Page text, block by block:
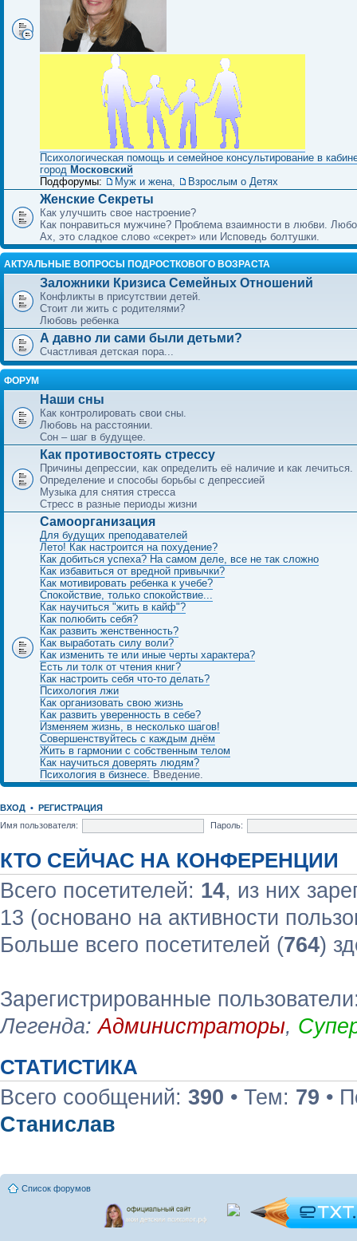
Психологическая помощь и семейное консультирование в
город Московский
Подфорумы:
Муж и жена, Взрослым о Детях
Женские Секреты
Как улучшить свое настроение?
Как понравиться мужчине? Проблема взаимности в любви.
Ах, это сладкое слово «секрет» или Исповедь болтушки.
АКТУАЛЬНЫЕ ВОПРОСЫ ПОДРОСТКОВОГО ВОЗРАСТА
Заложники Кризиса Семейных Отношений
Конфликты в присутствии детей.
Стоит ли жить с родителями?
Любовь ребенка
А давно ли сами были детьми?
Счастливая детская пора...
ФОРУМ
Наши сны
Как контролировать свои сны.
Любовь на расстоянии.
Сон – шаг в будущее.
Как противостоять стрессу
Причины депрессии, как определить её наличие и как лечиться.
Определение и способы борьбы с депрессией
Музыка для снятия стресса
Стресс в разные периоды жизни
Самоорганизация
Для будущих преподавателей
Лето! Как настроится на похудение?
Как добиться успеха? На самом деле, все не так сложно
Как избавиться от вредной привычки?
Как мотивировать ребенка к учебе?
Спокойствие, только спокойствие...
Как научиться "жить в кайф"?
Как полюбить себя?
Как развить женственность?
Как выработать силу воли?
Как изменить те или иные черты характера?
Есть ли толк от чтения книг?
Как настроить себя что-то делать?
Психология лжи
Как организовать свою жизнь
Как развить уверенность в себе?
Изменяем жизнь, в несколько шагов!
Совершенствуйтесь с каждым днём
Жить в гармонии с собственным телом
Как научиться доверять людям?
Психология в бизнесе. Введение.
ВХОД • РЕГИСТРАЦИЯ
Имя пользователя:
Пароль:
КТО СЕЙЧАС НА КОНФЕРЕНЦИИ
Всего посетителей: 14, из них
13 (основано на активности
Больше всего посетителей (764)
Зарегистрированные
Легенда:Администраторы,
СТАТИСТИКА
Всего сообщений: 390 • Тем: 79 •
Станислав
Список форумов